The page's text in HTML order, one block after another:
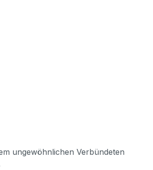
ungewöhnlichen Verbündeten